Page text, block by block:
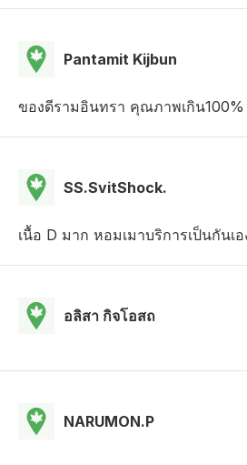
Pantamit Kijbun
ของดีรามอินทรา คุณภาพเกิน100%
SS.SvitShock.
เนื้อ D มาก หอมเมาบริการเป็นกันเอ
อลิสา กิจโอสถ
NARUMON.P